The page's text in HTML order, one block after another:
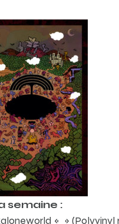
semaine :
« » (Polyvinyl